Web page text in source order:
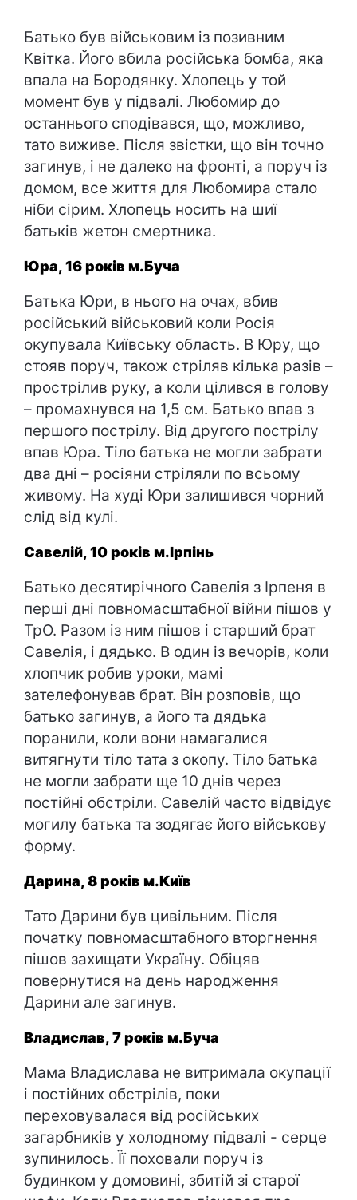
Батько був військовим із позивним
Квітка. Його вбила російська бомба, яка
впала на Бородянку. Хлопець у той
момент був у підвалі. Любомир до
останнього сподівався, що, можливо,
тато виживе. Після звістки, що він точно
загинув, і не далеко на фронті, а поруч із
домом, все життя для Любомира стало
ніби сірим. Хлопець носить на шиї
батьків жетон смертника.
Юра, 16 років м.Буча
Батька Юри, в нього на очах, вбив
російський військовий коли Росія
окупувала Київську область. В Юру, що
стояв поруч, також стріляв кілька разів –
прострілив руку, а коли цілився в голову
– промахнувся на 1,5 см. Батько впав з
першого пострілу. Від другого пострілу
впав Юра. Тіло батька не могли забрати
два дні – росіяни стріляли по всьому
живому. На худі Юри залишився чорний
слід від кулі.
Савелій, 10 років м.Ірпінь
Батько десятирічного Савелія з Ірпеня в
перші дні повномасштабної війни пішов у
ТрО. Разом із ним пішов і старший брат
Савелія, і дядько. В один із вечорів, коли
хлопчик робив уроки, мамі
зателефонував брат. Він розповів, що
батько загинув, а його та дядька
поранили, коли вони намагалися
витягнути тіло тата з окопу. Тіло батька
не могли забрати ще 10 днів через
постійні обстріли. Савелій часто відвідує
могилу батька та зодягає його військову
форму.
Дарина, 8 років м.Київ
Тато Дарини був цивільним. Після
початку повномасштабного вторгнення
пішов захищати Україну. Обіцяв
повернутися на день народження
Дарини але загинув.
Владислав, 7 років м.Буча
Мама Владислава не витримала окупації
і постійних обстрілів, поки
переховувалася від російських
загарбників у холодному підвалі - серце
зупинилось. Її поховали поруч із
будинком у домовині, збитій зі старої